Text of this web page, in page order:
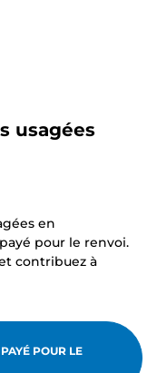
usagées
en
pour le renvoi.
contribuez à
POUR LE